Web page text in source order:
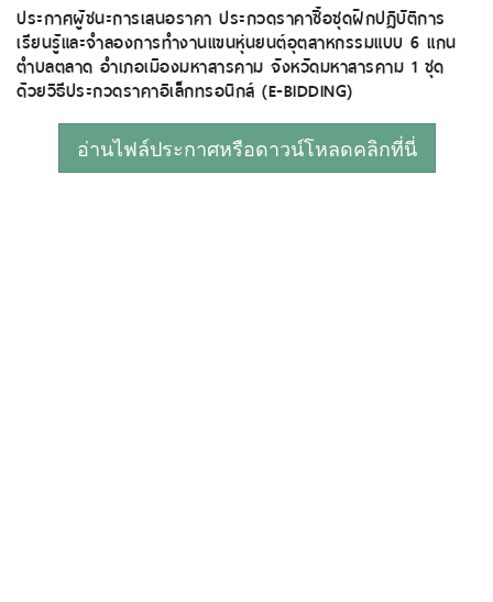
ประกาศผู้ชนะการเสนอราคา ประกวดราคาซื้อชุดฝึกปฏิบัติการ
เรียนรู้และจำลองการทำงานแขนหุ่นยนต์อุตสาหกรรมแบบ 6 แกน
ตำบลตลาด อำเภอเมืองมหาสารคาม จังหวัดมหาสารคาม 1 ชุด
ด้วยวิธีประกวดราคาอิเล็กทรอนิกส์ (E-BIDDING)
อ่านไฟล์ประกาศหรือดาวน์โหลดคลิกที่นี่